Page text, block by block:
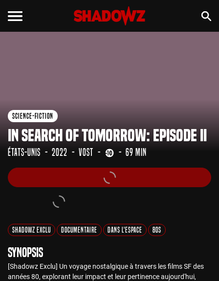
Science-Fiction
In Search of Tomorrow: Episode II
États-Unis 2022 VOST 69 min
Shadowz Exclu Documentaire Dans l'Espace 80s
Synopsis
[Shadowz Exclu] Un voyage nostalgique à travers les films SF des
années 80, explorant leur impact et leur pertinence aujourd'hui,